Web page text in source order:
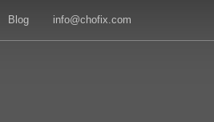
Blog info@chofix.com